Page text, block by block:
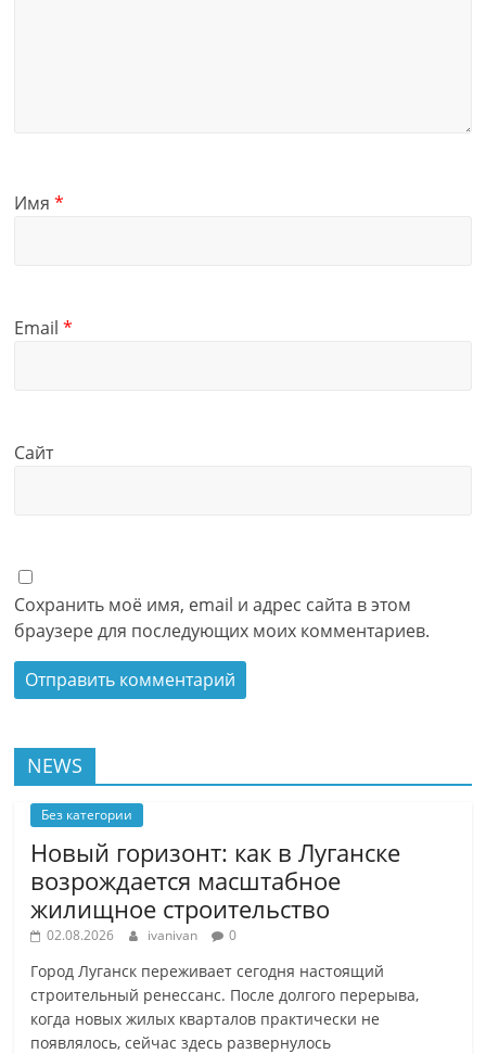
Имя*
Email*
Сайт
Сохранить моё имя, email и адрес сайта в этом
браузере для последующих моих комментариев.
NEWS
Без категории
Новый горизонт: как в Луганске
возрождается масштабное
жилищное строительство
02.08.2026 ivanivan 0
Город Луганск переживает сегодня настоящий
строительный ренессанс. После долгого перерыва,
когда новых жилых кварталов практически не
появлялось, сейчас здесь развернулось